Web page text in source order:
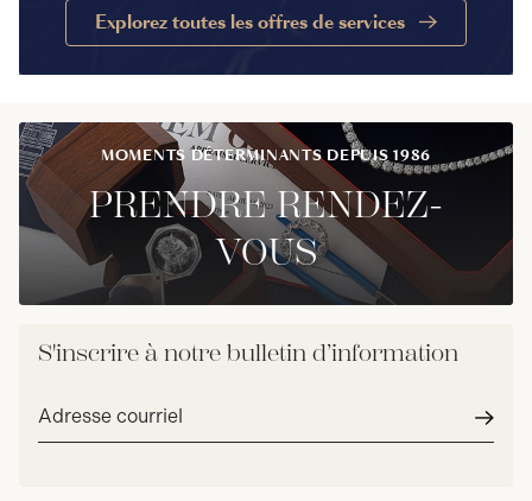
Explorez toutes les offres de services
MOMENTS DÉTERMINANTS DEPUIS 1986
PRENDRE RENDEZ-
VOUS
S'inscrire à notre bulletin d’information
Adresse